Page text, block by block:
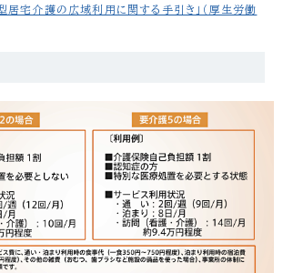
居宅介護の広域利用に関する手引き」（厚生労働